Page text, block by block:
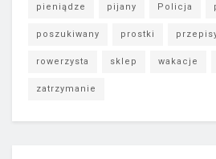
pieniądze pijany Policja
poszukiwany prostki
rowerzysta sklep wakacje
zatrzymanie